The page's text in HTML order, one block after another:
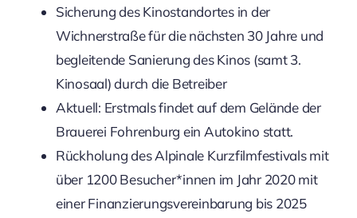
Sicherung des Kinostandortes in der
Wichnerstraße für die nächsten 30 Jahre und
begleitende Sanierung des Kinos (samt 3.
Kinosaal) durch die Betreiber
Aktuell: Erstmals findet auf dem Gelände der
Brauerei Fohrenburg ein Autokino statt.
Rückholung des Alpinale Kurzfilmfestivals mit
über 1200 Besucher*innen im Jahr 2020 mit
einer Finanzierungsvereinbarung bis 2025